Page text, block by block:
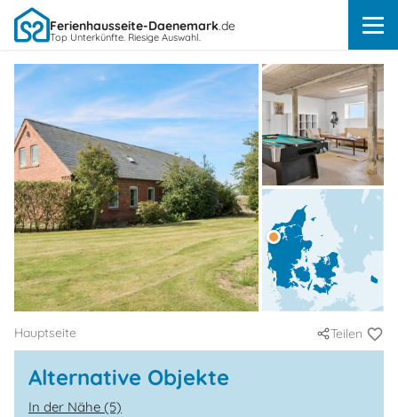
Ferienhausseite-Daenemark.de
Top Unterkünfte. Riesige Auswahl.
Hauptseite Teilen
Alternative Objekte
In der Nähe (5)